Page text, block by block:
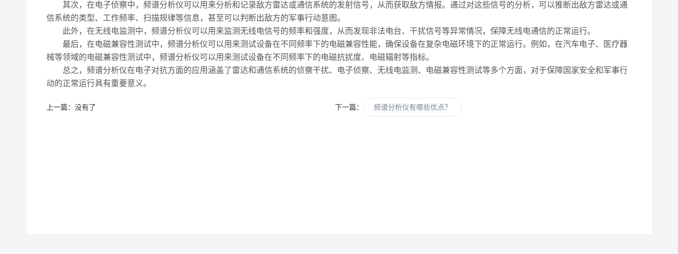
其次，在电子侦察中，频谱分析仪可以用来分析和记录敌方雷达或通信系统的发射信号，从而获取敌方情报。通过对这些信号的分析，可以推断出敌方雷达或通
信系统的类型、工作频率、扫描规律等信息，甚至可以判断出敌方的军事行动意图。
此外，在无线电监测中，频谱分析仪可以用来监测无线电信号的频率和强度，从而发现非法电台、干扰信号等异常情况，保障无线电通信的正常运行。
最后，在电磁兼容性测试中，频谱分析仪可以用来测试设备在不同频率下的电磁兼容性能，确保设备在复杂电磁环境下的正常运行。例如，在汽车电子、医疗器
械等领域的电磁兼容性测试中，频谱分析仪可以用来测试设备在不同频率下的电磁抗扰度、电磁辐射等指标。
总之，频谱分析仪在电子对抗方面的应用涵盖了雷达和通信系统的侦察干扰、电子侦察、无线电监测、电磁兼容性测试等多个方面，对于保障国家安全和军事行
动的正常运行具有重要意义。
上一篇：没有了 下一篇： 频谱分析仪有哪些优点？